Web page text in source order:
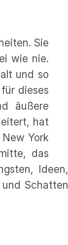
Sie
wie nie.
und so
dieses
äußere
hat
York
das
Ideen,
Schatten